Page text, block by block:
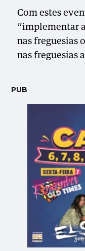
Com estes
“implementar
nas freguesias
nas freguesias
PUB